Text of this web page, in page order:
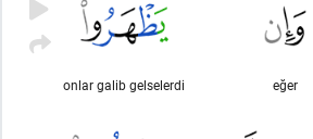
eğer
onlar galib gelselerdi